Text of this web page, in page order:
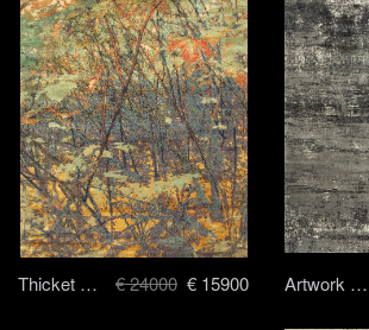
Thicket Multi - 250x300 cm € 24000 € 15900 Artwork 19-9 - 250x300 cm